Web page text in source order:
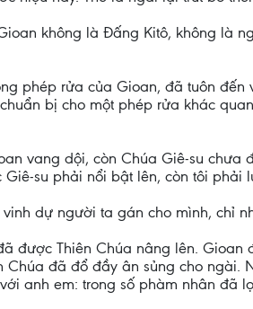
không là Đấng Kitô, không là
phép rửa của Gioan, đã tuôn
bị cho một phép rửa khác
vang dội, còn Chúa Giê-su
su phải nổi bật lên, còn tôi phải
dự người ta gán cho mình, chỉ
được Thiên Chúa nâng lên.
Chúa đã đổ đầy ân sủng cho
anh em: trong số phàm nhân đã